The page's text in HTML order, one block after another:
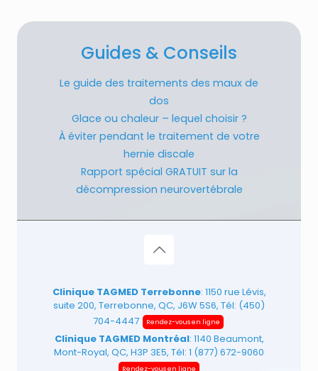
Guides & Conseils
Le guide des traitements des maux de
dos
Glace ou chaleur – lequel choisir ?
À éviter pendant le traitement de votre
hernie discale
Rapport spécial GRATUIT sur la
décompression neurovertébrale
Clinique TAGMED Terrebonne: 1150 rue Lévis,
suite 200, Terrebonne, QC, J6W 5S6, Tél: (450)
704-4447
Rendez-vous en ligne
Clinique TAGMED Montréal: 1140 Beaumont,
Mont-Royal, QC, H3P 3E5, Tél: 1 (877) 672-9060
Rendez-vous en ligne